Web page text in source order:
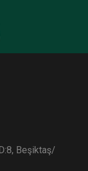
Beşiktaş/